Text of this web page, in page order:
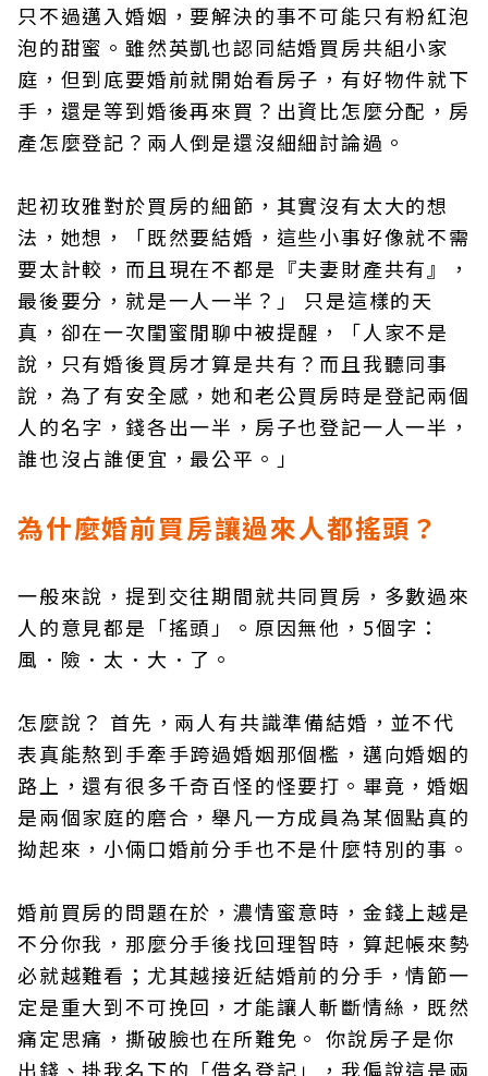
只不過邁入婚姻，要解決的事不可能只有粉紅泡
泡的甜蜜。雖然英凱也認同結婚買房共組小家
庭，但到底要婚前就開始看房子，有好物件就下
手，還是等到婚後再來買？出資比怎麼分配，房
產怎麼登記？兩人倒是還沒細細討論過。
起初玫雅對於買房的細節，其實沒有太大的想
法，她想，「既然要結婚，這些小事好像就不需
要太計較，而且現在不都是『夫妻財產共有』，
最後要分，就是一人一半？」 只是這樣的天
真，卻在一次閨蜜閒聊中被提醒，「人家不是
說，只有婚後買房才算是共有？而且我聽同事
說，為了有安全感，她和老公買房時是登記兩個
人的名字，錢各出一半，房子也登記一人一半，
誰也沒占誰便宜，最公平。」
為什麼婚前買房讓過來人都搖頭？
一般來說，提到交往期間就共同買房，多數過來
人的意見都是「搖頭」。原因無他，5個字：
風．險．太．大．了。
怎麼說？ 首先，兩人有共識準備結婚，並不代
表真能熬到手牽手跨過婚姻那個檻，邁向婚姻的
路上，還有很多千奇百怪的怪要打。畢竟，婚姻
是兩個家庭的磨合，舉凡一方成員為某個點真的
拗起來，小倆口婚前分手也不是什麼特別的事。
婚前買房的問題在於，濃情蜜意時，金錢上越是
不分你我，那麼分手後找回理智時，算起帳來勢
必就越難看；尤其越接近結婚前的分手，情節一
定是重大到不可挽回，才能讓人斬斷情絲，既然
痛定思痛，撕破臉也在所難免。 你說房子是你
出錢、掛我名下的「借名登記」，我偏說這是兩